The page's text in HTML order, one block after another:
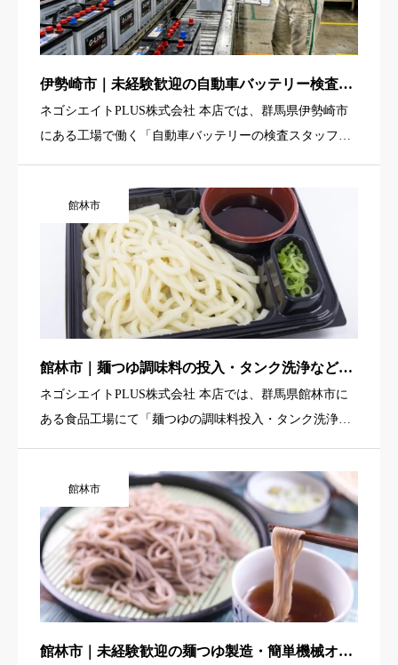
伊勢崎市｜未経験歓迎の自動車バッテリー検査ス
タッフ（日勤・土日祝休み・資格経験不問）
ネゴシエイトPLUS株式会社 本店では、群馬県伊勢崎市
にある工場で働く「自動車バッテリーの検査スタッフ」
車バッテリーの外観検査や電圧測定、測定結果の記録入
力などの検査業務 […]
館林市
館林市｜麺つゆ調味料の投入・タンク洗浄など食
品工場軽作業（未経験歓迎・早番メイン・駅チ
カ・寮あり）
ネゴシエイトPLUS株式会社 本店では、群馬県館林市に
ある食品工場にて「麺つゆの調味料投入・タンク洗浄な
用の機械に調味料を投入したり、使用後のタンクや機械
を洗浄したりと、 […]
館林市
館林市｜未経験歓迎の麺つゆ製造・簡単機械オペ